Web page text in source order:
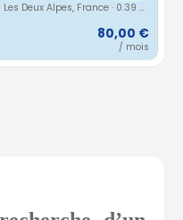
Rue Du Rouchas, 38860 Les Deux Alpes, France · 0.39 km
80,00 €
/ mois